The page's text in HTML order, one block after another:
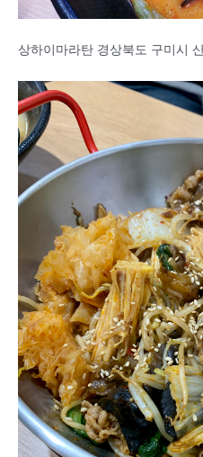
상하이마라탄 경상북도 구미시